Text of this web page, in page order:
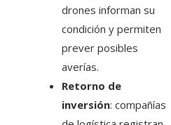
drones informan su
condición y permiten
prever posibles
averías.
Retorno de
inversión: compañías